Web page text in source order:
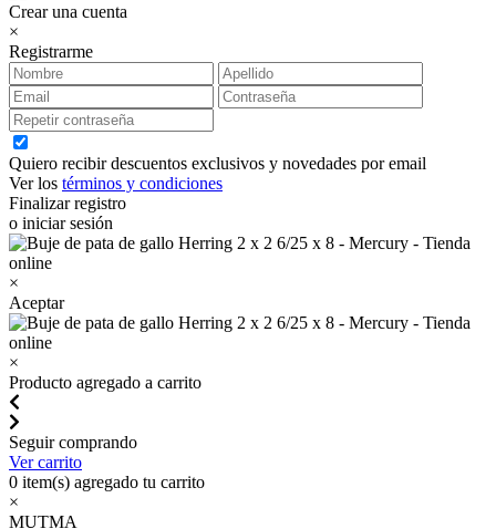
Crear una cuenta
×
Registrarme
Quiero recibir descuentos exclusivos y novedades por email
Ver los términos y condiciones
Finalizar registro
o iniciar sesión
×
Aceptar
×
Producto agregado a carrito
Seguir comprando
Ver carrito
0 item(s) agregado tu carrito
×
MUTMA